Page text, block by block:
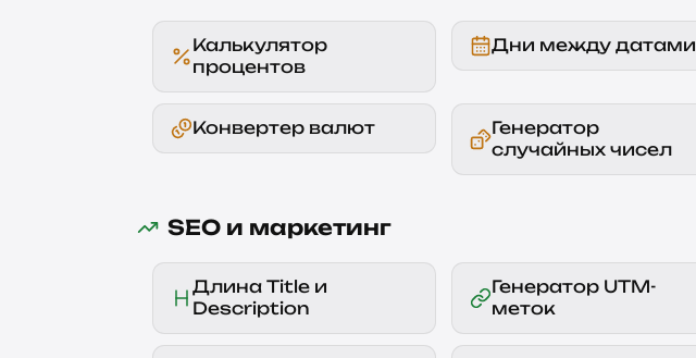
Калькулятор
процентов
Дни между датами
Конвертер валют
Генератор
случайных чисел
SEO и маркетинг
Длина Title и
Description
Генератор UTM-
меток